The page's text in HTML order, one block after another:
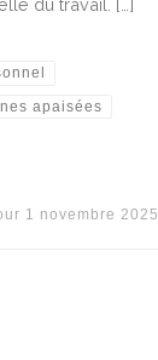
du travail. […]
apaisées
1 novembre 2025